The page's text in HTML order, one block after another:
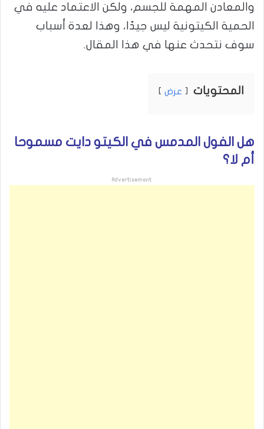
والمعادن المهمة للجسم، ولكن الاعتماد عليه في
الحمية الكيتونية ليس جيدًا، وهذا لعدة أسباب
سوف نتحدث عنها في هذا المقال.
المحتويات عرض
هل الفول المدمس في الكيتو دايت مسموحا
أم لا؟
Advertisement